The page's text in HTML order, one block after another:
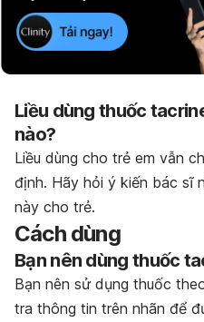
Liều dùng thuốc
nào?
Liều dùng cho trẻ em vẫn
định. Hãy hỏi ý kiến bác sĩ
này cho trẻ.
Cách dùng
Bạn nên dùng thuốc
Bạn nên sử dụng thuốc
tra thông tin trên nhãn để